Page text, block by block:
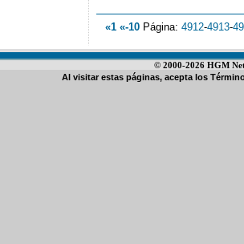
«1 «-10 Página: 4912-4913-
© 2000-2026 HGM
Al visitar estas páginas, acepta los